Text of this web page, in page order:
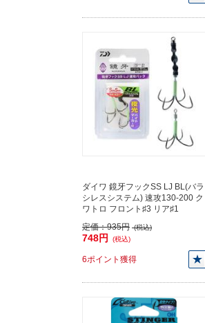
ダイワ 鏡牙フックSS LJ BL(バラ
シレスシステム) 速攻130-200 ク
ワトロ フロント♯3 リア♯1
定価：935円 (税込)
748円 (税込)
6ポイント獲得